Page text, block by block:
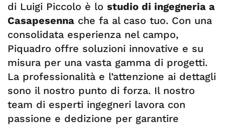
di Luigi Piccolo è lo studio di ingegneria a
Casapesenna che fa al caso tuo. Con una
consolidata esperienza nel campo,
Piquadro offre soluzioni innovative e su
misura per una vasta gamma di progetti.
La professionalità e l’attenzione ai dettagli
sono il nostro punto di forza. Il nostro
team di esperti ingegneri lavora con
passione e dedizione per garantire